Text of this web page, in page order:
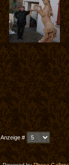
Anzeige #